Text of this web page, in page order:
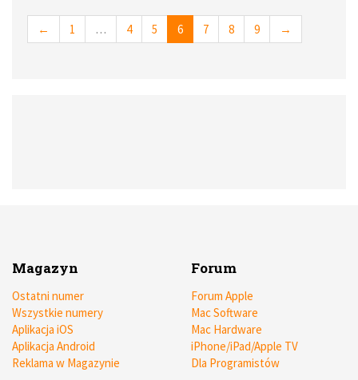
←
1 … 4 5 6 7 8 9 →
Magazyn
Ostatni numer
Wszystkie numery
Aplikacja iOS
Aplikacja Android
Reklama w Magazynie
Forum
Forum Apple
Mac Software
Mac Hardware
iPhone/iPad/Apple TV
Dla Programistów